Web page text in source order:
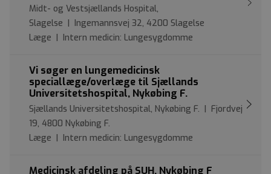
Midt- og Vestsjællands Hospital,
Slagelse | Ingemannsvej 32, 4200 Slagelse
Læge | Intern medicin: Lungesygdomme
Vi søger en lungemedicinsk
speciallæge/overlæge til Sjællands
Universitetshospital, Nykøbing F.
Sjællands Universitetshospital, Nykøbing F. | Fjordvej
19, 4800 Nykøbing F.
Læge | Intern medicin: Lungesygdomme
Medicinsk afdeling på SUH, Nykøbing F